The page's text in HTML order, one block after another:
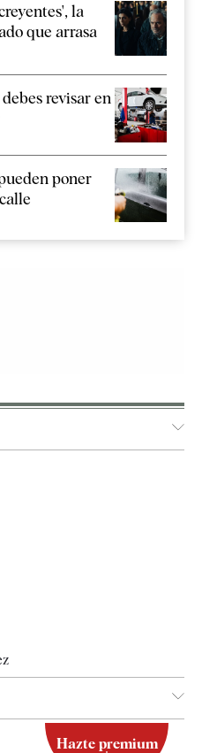
la
que arrasa
revisar en
poner
Hazte premium